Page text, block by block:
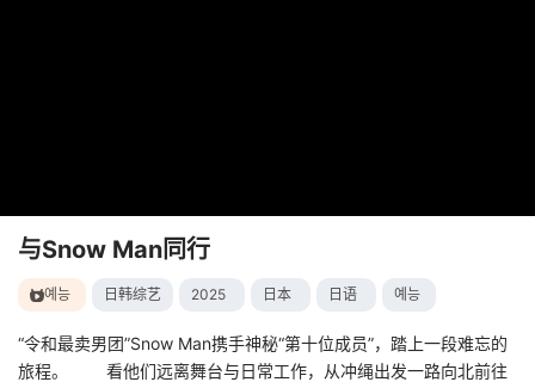
与Snow Man同行
예능 日韩综艺 2025 日本 日语 예능
“令和最卖男团”Snow Man携手神秘“第十位成员”，踏上一段难忘的
旅程。 看他们远离舞台与日常工作，从冲绳出发一路向北前往